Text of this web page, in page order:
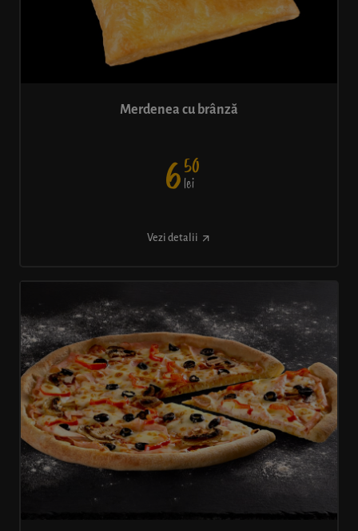
Merdenea cu brânză
650
lei
Vezi detalii